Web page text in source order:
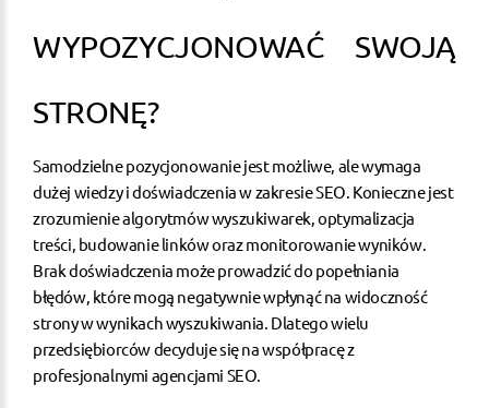
WYPOZYCJONOWAĆ SWOJĄ
STRONĘ?
Samodzielne pozycjonowanie jest możliwe, ale wymaga
dużej wiedzy i doświadczenia w zakresie SEO. Konieczne jest
zrozumienie algorytmów wyszukiwarek, optymalizacja
treści, budowanie linków oraz monitorowanie wyników.
Brak doświadczenia może prowadzić do popełniania
błędów, które mogą negatywnie wpłynąć na widoczność
strony w wynikach wyszukiwania. Dlatego wielu
przedsiębiorców decyduje się na współpracę z
profesjonalnymi agencjami SEO.